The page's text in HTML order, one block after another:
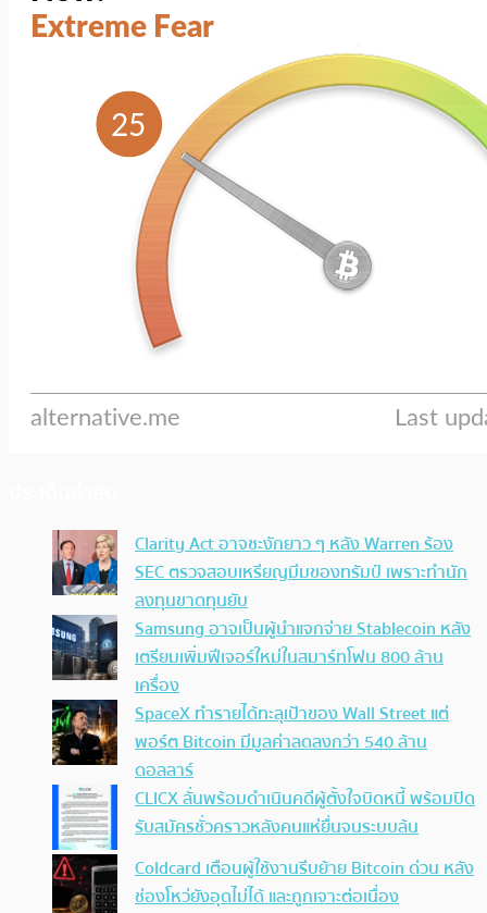
Clarity Act อาจชะงักยาว ๆ หลัง Warren ร้อง
SEC ตรวจสอบเหรียญมีมของทรัมป์ เพราะทำนัก
ลงทุนขาดทุนยับ
Samsung อาจเป็นผู้นำแจกจ่าย Stablecoin หลัง
เตรียมเพิ่มฟีเจอร์ใหม่ในสมาร์ทโฟน 800 ล้าน
เครื่อง
SpaceX ทำรายได้ทะลุเป้าของ Wall Street แต่
พอร์ต Bitcoin มีมูลค่าลดลงกว่า 540 ล้าน
ดอลลาร์
CLICX ลั่นพร้อมดำเนินคดีผู้ตั้งใจบิดหนี้ พร้อมปิด
รับสมัครชั่วคราวหลังคนแห่ยื่นจนระบบล้น
Coldcard เตือนผู้ใช้งานรีบย้าย Bitcoin ด่วน หลัง
ช่องโหว่ยังอุดไม่ได้ และถูกเจาะต่อเนื่อง